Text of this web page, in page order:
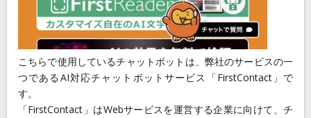
こちらで使用しているチャットボットは、弊社のサービスの一
つであるAI対応チャットボットサービス「FirstContact」で
す。
「FirstContact」はWebサービスを運営する企業に向けて、チ